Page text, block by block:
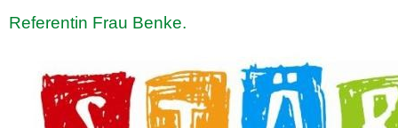
Referentin Frau Benke.